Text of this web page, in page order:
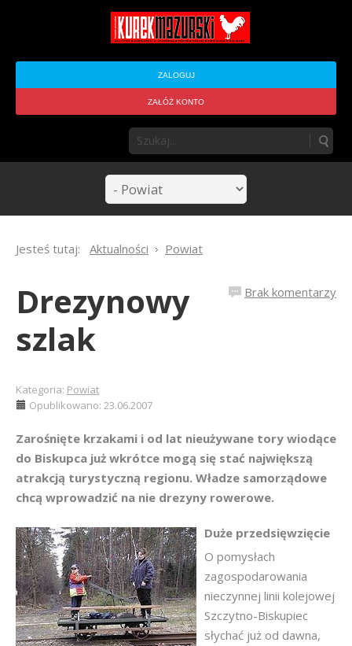
ZALOGUJ
ZAŁÓŻ KONTO
Jesteś tutaj: Aktualności Powiat
Brak komentarzy
Drezynowy
szlak
Kategoria: Powiat
Opublikowano: 23.06.2007
Zarośnięte krzakami i od lat nieużywane tory wiodące
do Biskupca już wkrótce mogą się stać największą
atrakcją turystyczną regionu. Władze samorządowe
chcą wprowadzić na nie drezyny rowerowe.
Duże przedsięwzięcie
O pomysłach
zagospodarowania
nieczynnej linii kolejowej
Szczytno-Biskupiec
słychać już od dawna,